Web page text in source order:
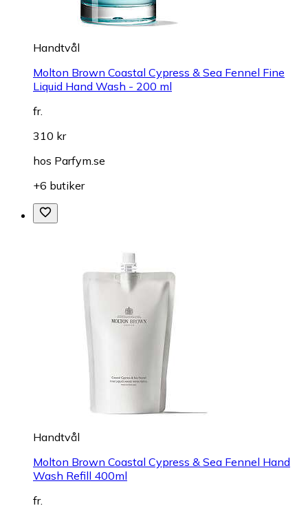
Handtvål
Molton Brown Coastal Cypress & Sea Fennel Fine
Liquid Hand Wash - 200 ml
fr.
310 kr
hos Parfym.se
+6 butiker
Handtvål
Molton Brown Coastal Cypress & Sea Fennel Hand
Wash Refill 400ml
fr.